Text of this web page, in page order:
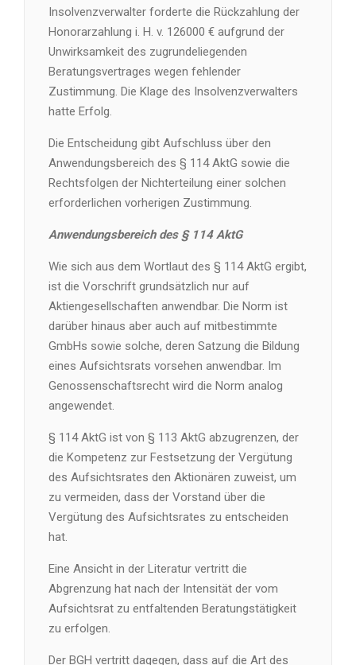
Insolvenzverwalter forderte die Rückzahlung der
Honorarzahlung i. H. v. 126000 € aufgrund der
Unwirksamkeit des zugrundeliegenden
Beratungsvertrages wegen fehlender
Zustimmung. Die Klage des Insolvenzverwalters
hatte Erfolg.
Die Entscheidung gibt Aufschluss über den
Anwendungsbereich des § 114 AktG sowie die
Rechtsfolgen der Nichterteilung einer solchen
erforderlichen vorherigen Zustimmung.
Anwendungsbereich des § 114 AktG
Wie sich aus dem Wortlaut des § 114 AktG ergibt,
ist die Vorschrift grundsätzlich nur auf
Aktiengesellschaften anwendbar. Die Norm ist
darüber hinaus aber auch auf mitbestimmte
GmbHs sowie solche, deren Satzung die Bildung
eines Aufsichtsrats vorsehen anwendbar. Im
Genossenschaftsrecht wird die Norm analog
angewendet.
§ 114 AktG ist von § 113 AktG abzugrenzen, der
die Kompetenz zur Festsetzung der Vergütung
des Aufsichtsrates den Aktionären zuweist, um
zu vermeiden, dass der Vorstand über die
Vergütung des Aufsichtsrates zu entscheiden
hat.
Eine Ansicht in der Literatur vertritt die
Abgrenzung hat nach der Intensität der vom
Aufsichtsrat zu entfaltenden Beratungstätigkeit
zu erfolgen.
Der BGH vertritt dagegen, dass auf die Art des